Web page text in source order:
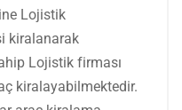
Lojistik
kiralanarak
Lojistik firması
kiralayabilmektedir.